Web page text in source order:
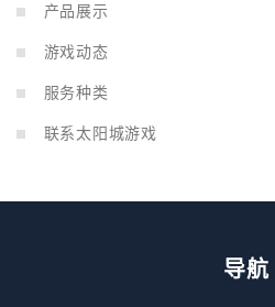
产品展示
游戏动态
服务种类
联系太阳城游戏
导航